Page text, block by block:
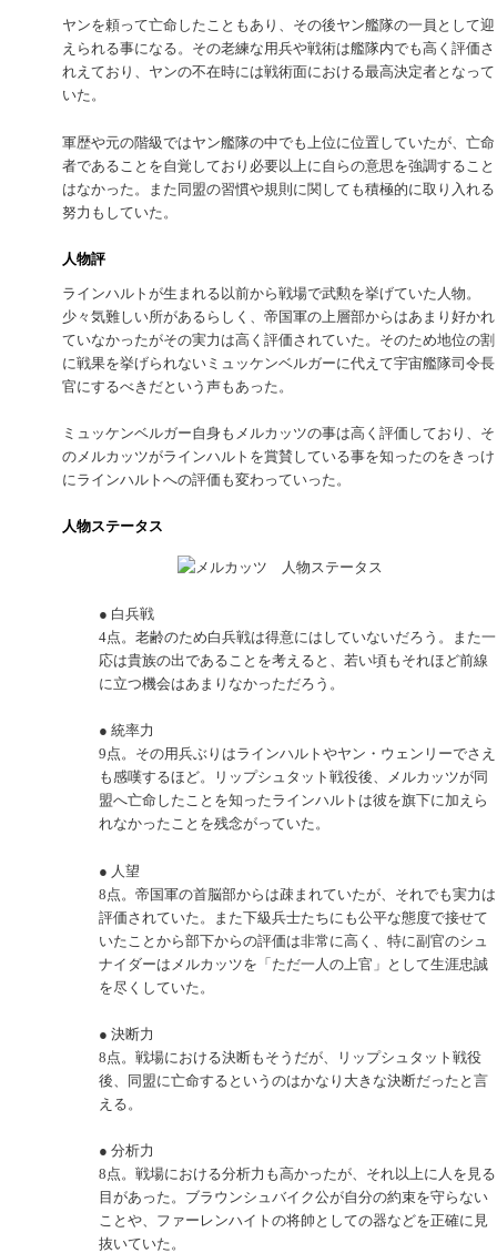
ヤンを頼って亡命したこともあり、その後ヤン艦隊の一員として迎
えられる事になる。その老練な用兵や戦術は艦隊内でも高く評価さ
れえており、ヤンの不在時には戦術面における最高決定者となって
いた。
軍歴や元の階級ではヤン艦隊の中でも上位に位置していたが、亡命
者であることを自覚しており必要以上に自らの意思を強調すること
はなかった。また同盟の習慣や規則に関しても積極的に取り入れる
努力もしていた。
人物評
ラインハルトが生まれる以前から戦場で武勲を挙げていた人物。
少々気難しい所があるらしく、帝国軍の上層部からはあまり好かれ
ていなかったがその実力は高く評価されていた。そのため地位の割
に戦果を挙げられないミュッケンベルガーに代えて宇宙艦隊司令長
官にするべきだという声もあった。
ミュッケンベルガー自身もメルカッツの事は高く評価しており、そ
のメルカッツがラインハルトを賞賛している事を知ったのをきっけ
にラインハルトへの評価も変わっていった。
人物ステータス
● 白兵戦
4点。老齢のため白兵戦は得意にはしていないだろう。また一
応は貴族の出であることを考えると、若い頃もそれほど前線
に立つ機会はあまりなかっただろう。
● 統率力
9点。その用兵ぶりはラインハルトやヤン・ウェンリーでさえ
も感嘆するほど。リップシュタット戦役後、メルカッツが同
盟へ亡命したことを知ったラインハルトは彼を旗下に加えら
れなかったことを残念がっていた。
● 人望
8点。帝国軍の首脳部からは疎まれていたが、それでも実力は
評価されていた。また下級兵士たちにも公平な態度で接せて
いたことから部下からの評価は非常に高く、特に副官のシュ
ナイダーはメルカッツを「ただ一人の上官」として生涯忠誠
を尽くしていた。
● 決断力
8点。戦場における決断もそうだが、リップシュタット戦役
後、同盟に亡命するというのはかなり大きな決断だったと言
える。
● 分析力
8点。戦場における分析力も高かったが、それ以上に人を見る
目があった。ブラウンシュバイク公が自分の約束を守らない
ことや、ファーレンハイトの将帥としての器などを正確に見
抜いていた。